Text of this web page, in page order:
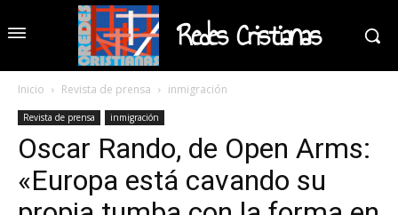
Redes Cristianas
Inicio Revista de prensa inmigración
Revista de prensa inmigración
Oscar Rando, de Open Arms:
«Europa está cavando su